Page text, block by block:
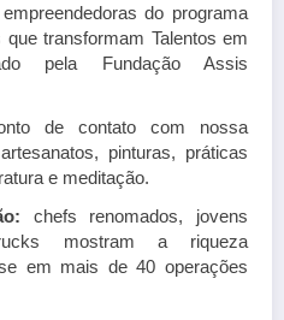
do programa
transformam Talentos em
pela Fundação Assis
de contato com nossa
pinturas, práticas
e meditação.
chefs renomados, jovens
mostram a riqueza
em mais de 40 operações